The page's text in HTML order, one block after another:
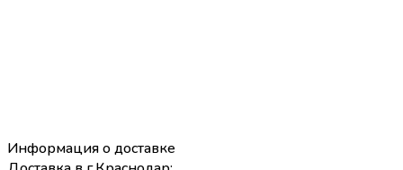
Информация о доставке